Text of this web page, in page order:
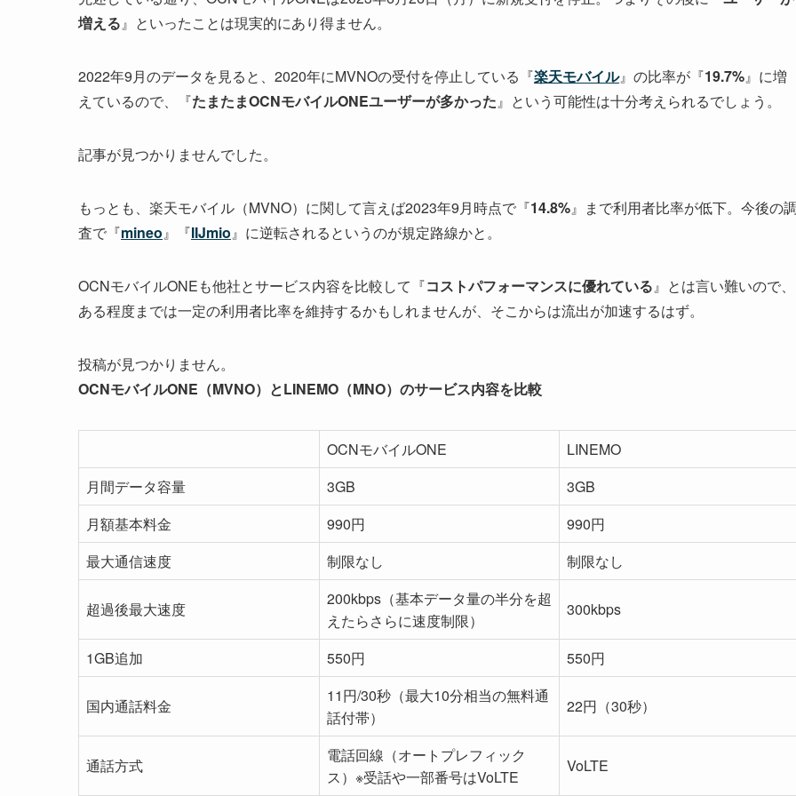
増える 』といったことは現実的にあり得ません。
2022年9月のデータを見ると、2020年にMVNOの受付を停止している『楽天モバイル』の比率が『19.7%』に増
えているので、『たまたまOCNモバイルONEユーザーが多かった 』という可能性は十分考えられるでしょう。
記事が見つかりませんでした。
もっとも、楽天モバイル（MVNO）に関して言えば2023年9月時点で『14.8%』まで利用者比率が低下。今後の
査で『mineo 』『IIJmio 』に逆転されるというのが規定路線かと。
OCNモバイルONEも他社とサービス内容を比較して『コストパフォーマンスに優れている 』とは言い難いので、
ある程度までは一定の利用者比率を維持するかもしれませんが、そこからは流出が加速するはず。
投稿が見つかりません。
OCNモバイルONE（MVNO）とLINEMO（MNO）のサービス内容を比較
OCNモバイルONE
LINEMO
月間データ容量
3GB
3GB
月額基本料金
990円
990円
最大通信速度
制限なし 制限なし
超過後最大速度
200kbps（基本データ量の半分を超
えたらさらに速度制限）
300kbps
1GB追加 550円 550円
国内通話料金
11円/30秒（最大10分相当の無料通
話付帯）
22円（30秒）
通話方式
電話回線（オートプレフィック
ス）※受話や一部番号はVoLTE
VoLTE